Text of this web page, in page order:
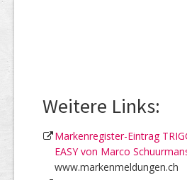
Weitere Links:
Markenregister-Eintrag
EASY von Marco
www.markenmeldungen.ch